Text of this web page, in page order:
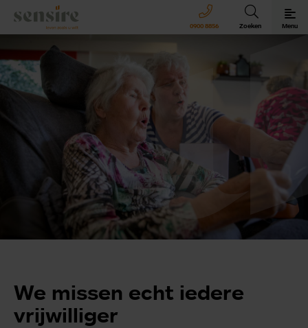
Sensire logo
0900 8856 Zoeken Menu
Sensire bij u thuis
Revalideren met Sensire
Wonen en zorg met Sensire
Meer over Sensire
We missen echt iedere
vrijwilliger